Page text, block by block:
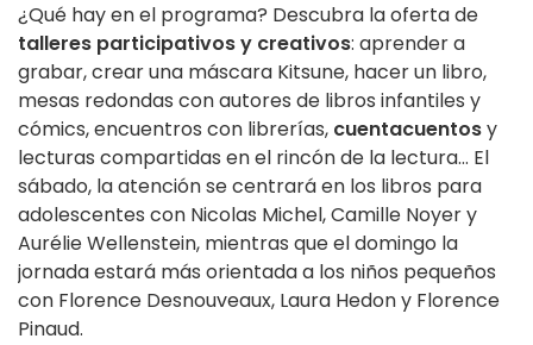
¿Qué hay en el programa? Descubra la oferta de
talleres participativos y creativos: aprender a
grabar, crear una máscara Kitsune, hacer un libro,
mesas redondas con autores de libros infantiles y
cómics, encuentros con librerías, cuentacuentosy
lecturas compartidas en el rincón de la lectura... El
sábado, la atención se centrará en los libros para
adolescentes con Nicolas Michel, Camille Noyer y
Aurélie Wellenstein, mientras que el domingo la
jornada estará más orientada a los niños pequeños
con Florence Desnouveaux, Laura Hedon y Florence
Pinaud.